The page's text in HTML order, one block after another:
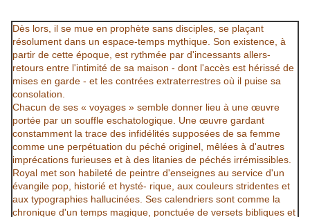
Dès lors, il se mue en prophète sans disciples, se plaçant
résolument dans un espace-temps mythique. Son existence, à
partir de cette époque, est rythmée par d'incessants allers-
retours entre l'intimité de sa maison - dont l'accès est hérissé de
mises en garde - et les contrées extraterrestres où il puise sa
consolation.
Chacun de ses « voyages » semble donner lieu à une œuvre
portée par un souffle eschatologique. Une œuvre gardant
constamment la trace des infidélités supposées de sa femme
comme une perpétuation du péché originel, mêlées à d'autres
imprécations furieuses et à des litanies de péchés irrémissibles.
Royal met son habileté de peintre d'enseignes au service d'un
évangile pop, historié et hysté- rique, aux couleurs stridentes et
aux typographies hallucinées. Ses calendriers sont comme la
chronique d'un temps magique, ponctuée de versets bibliques et